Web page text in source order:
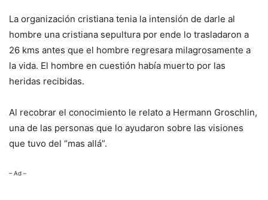
La organización cristiana tenia la intensión de darle al
hombre una cristiana sepultura por ende lo trasladaron a
26 kms antes que el hombre regresara milagrosamente a
la vida. El hombre en cuestión había muerto por las
heridas recibidas.
Al recobrar el conocimiento le relato a Hermann Groschlin,
una de las personas que lo ayudaron sobre las visiones
que tuvo del “mas allá”.
– Ad –